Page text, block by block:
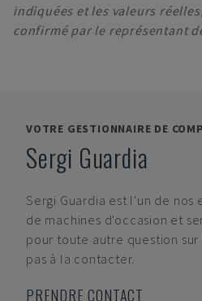
indiquées et les valeurs
confirmé par le représentant
VOTRE GESTIONNAIRE DE
Sergi Guardia
Sergi Guardia est l'un de nos
de machines d'occasion et
pour toute autre question
pas à la contacter.
PRENDRE CONTACT